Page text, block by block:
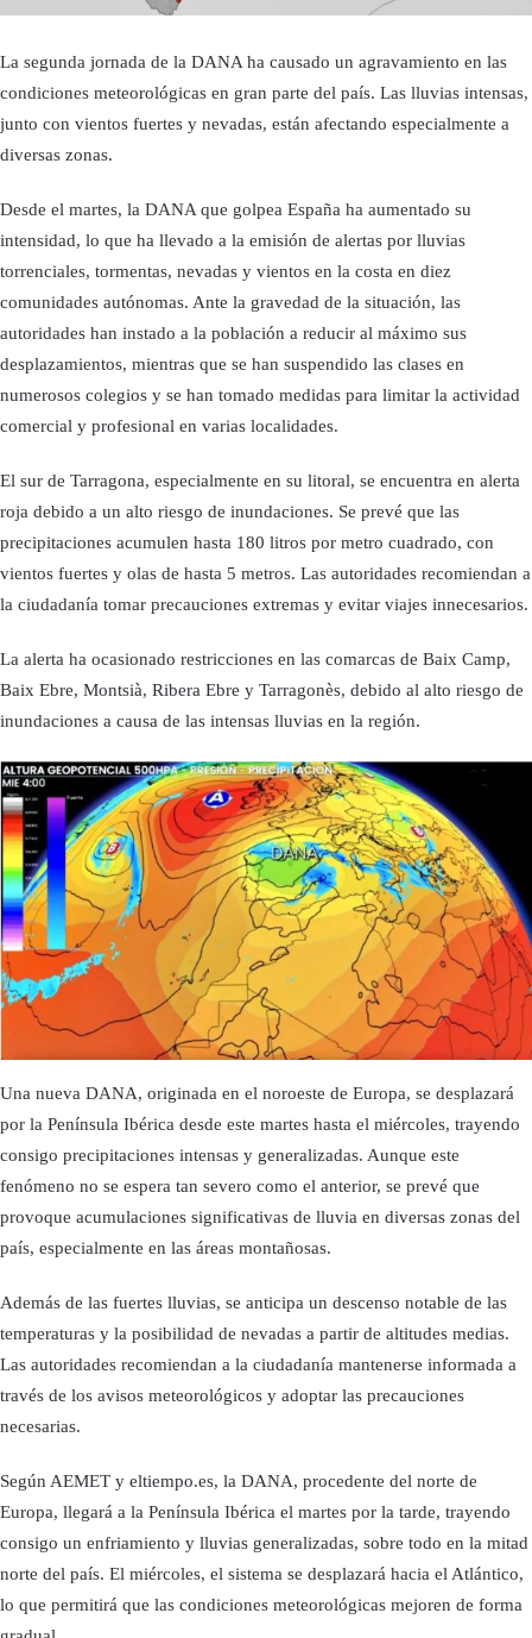
La segunda jornada de la DANA ha causado un agravamiento en las
condiciones meteorológicas en gran parte del país. Las lluvias intensas,
junto con vientos fuertes y nevadas, están afectando especialmente a
diversas zonas.
Desde el martes, la DANA que golpea España ha aumentado su
intensidad, lo que ha llevado a la emisión de alertas por lluvias
torrenciales, tormentas, nevadas y vientos en la costa en diez
comunidades autónomas. Ante la gravedad de la situación, las
autoridades han instado a la población a reducir al máximo sus
desplazamientos, mientras que se han suspendido las clases en
numerosos colegios y se han tomado medidas para limitar la actividad
comercial y profesional en varias localidades.
El sur de Tarragona, especialmente en su litoral, se encuentra en alerta
roja debido a un alto riesgo de inundaciones. Se prevé que las
precipitaciones acumulen hasta 180 litros por metro cuadrado, con
vientos fuertes y olas de hasta 5 metros. Las autoridades recomiendan a
la ciudadanía tomar precauciones extremas y evitar viajes innecesarios.
La alerta ha ocasionado restricciones en las comarcas de Baix Camp,
Baix Ebre, Montsià, Ribera Ebre y Tarragonès, debido al alto riesgo de
inundaciones a causa de las intensas lluvias en la región.
Una nueva DANA, originada en el noroeste de Europa, se desplazará
por la Península Ibérica desde este martes hasta el miércoles, trayendo
consigo precipitaciones intensas y generalizadas. Aunque este
fenómeno no se espera tan severo como el anterior, se prevé que
provoque acumulaciones significativas de lluvia en diversas zonas del
país, especialmente en las áreas montañosas.
Además de las fuertes lluvias, se anticipa un descenso notable de las
temperaturas y la posibilidad de nevadas a partir de altitudes medias.
Las autoridades recomiendan a la ciudadanía mantenerse informada a
través de los avisos meteorológicos y adoptar las precauciones
necesarias.
Según AEMET y eltiempo.es, la DANA, procedente del norte de
Europa, llegará a la Península Ibérica el martes por la tarde, trayendo
consigo un enfriamiento y lluvias generalizadas, sobre todo en la mitad
norte del país. El miércoles, el sistema se desplazará hacia el Atlántico,
lo que permitirá que las condiciones meteorológicas mejoren de forma